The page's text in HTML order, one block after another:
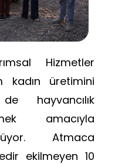
Hizmetler
kadın üretimini
hayvancılık
amacıyla
Atmaca
ekilmeyen 10